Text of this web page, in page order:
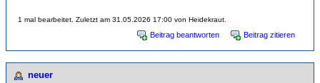
1 mal bearbeitet. Zuletzt am 31.05.2026 17:00 von Heidekraut.
Beitrag beantworten Beitrag zitieren
neuer